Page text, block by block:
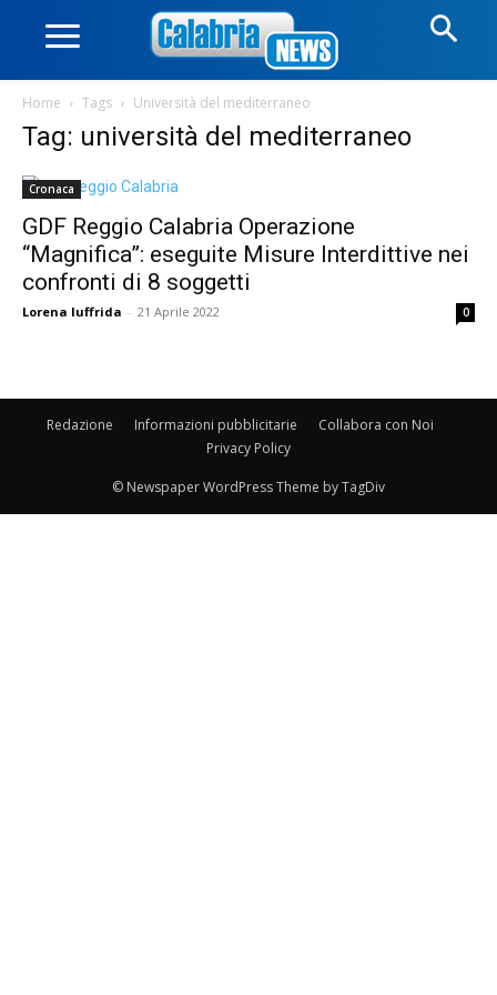
Home Tags Università del mediterraneo
Tag: università del mediterraneo
Cronaca
GDF Reggio Calabria Operazione
“Magnifica”: eseguite Misure Interdittive nei
confronti di 8 soggetti
Lorena Iuffrida - 21 Aprile 2022 0
Redazione Informazioni pubblicitarie
Collabora con Noi
Privacy Policy
© Newspaper WordPress Theme by TagDiv